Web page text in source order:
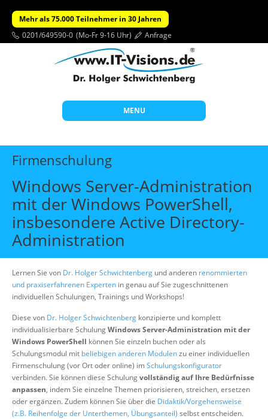
Mehr als 75.000 Teilnehmer in 30 Jahren
0201/649590-0 (Mo-Fr 9-16 Uhr) Anfrage
MENU
Start
Themen
Beratung
Individuelle Schulungen
Offene Seminare
Über uns
Suche
Firmenschulung
Windows Server-Administration
mit der Windows PowerShell,
insbesondere Active Directory-
Administration
Lernen Sie von Dr. Holger Schwichtenberg und anderen renommierten
und praxiserfahrenen Experten in genau auf Sie zugeschnittenen
individuellen Schulungen, Trainings und Workshops!
Diese von Dr. Holger Schwichtenberg konzipierte und komplett
individualisierbare SchulungWindows Server-Administration mit der
Windows PowerShell können Sie einzeln buchen oder als
Schulungsmodul mit beliebigen anderen Modulenzu einer individuellen
Firmenschulung (vor Ort oder online) imSchulungskonfigurator
verbinden. Sie können diese Schulungvollständig auf Ihre Bedürfnisse
anpassen, indem Sie einzelne Themen priorisieren, streichen, ersetzen
oder ergänzen. Zudem können Sie über die Didaktik/Vorgehensweise
(z.B. Reihenfolge der Unterthemen, Übungsanteil) selbst entscheiden.